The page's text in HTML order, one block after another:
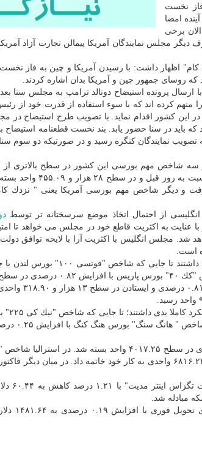
نخست
امضا
برخی
مجلس نمایندگان آمریكا پیمالن تجارت آزاد
اظهار داشت: با رسیدن آمریكا و چین به فاز نخست
روسای جمهور چین و آمریكا بدان اشاره كردند.
ارسال پرونده استیضاح دونالد ترامپ به مجلس سنا
متهم كرده اند كه با سوء استفاده از قدرت خود از
این كشور اقدام نماید. با تصویب طرح استیضاح در
دوم با ۲۲۹ رای مثبت و ۱۹۸ رای منفی به تصویب نمایندگان كنگره رسید و در
سه شاخص مهم بورسی این كشور در سطح بالاتری از
شاخص "داوجونز ایدانستریال اوریج"
از احتمال اتخاذ موضع سرسختانه تر توسط
با عنایت به اكثریت قاطع خود در مجلس می خواهد تا
شد. مجلس انگلیس با اكثریت آرا با لایحه توافق دولت
است.
و شاخص "دكس ۳۰" بورس
از طرف
در چین شاخص " شانگ های كامپوزیت " با ریزش ۰.۲۵ درصدی در سطح ۴۰۱۷.۲۵
۲۰۰" بورس سیدنی با ۰.۲۵ درصد كاهش و ایستادن در سطح ۶۸۱۶.۲۳ واحدی به كار خود خاتمه
در بازار
بها، بهای